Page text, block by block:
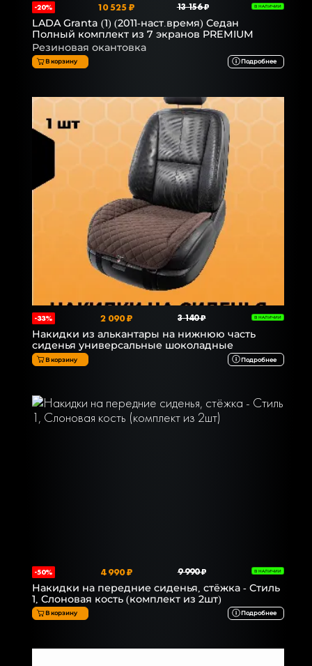
-20% 10 525 ₽ 13 156 ₽ В НАЛИЧИИ
LADA Granta (1) (2011-наст.время) Седан
Полный комплект из 7 экранов PREMIUM
Резиновая окантовка
В корзину Подробнее
-33% 2 090 ₽ 3 140 ₽ В НАЛИЧИИ
Накидки из алькантары на нижнюю часть
сиденья универсальные шоколадные
В корзину Подробнее
-50% 4 990 ₽ 9 990 ₽ В НАЛИЧИИ
Накидки на передние сиденья, стёжка - Стиль
1, Слоновая кость (комплект из 2шт)
В корзину Подробнее